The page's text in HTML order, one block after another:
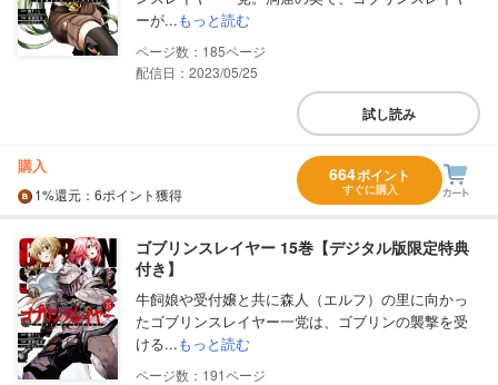
ーが...もっと読む
185
配信日：2023/05/25
試し読み
購入
1%還元 ：6ポイント獲得
664ポイント
すぐに購入
ゴブリンスレイヤー 15巻【デジタル版限定特典
付き】
牛飼娘や受付嬢と共に森人（エルフ）の里に向かっ
たゴブリンスレイヤー一党は、ゴブリンの襲撃を受
ける...もっと読む
191